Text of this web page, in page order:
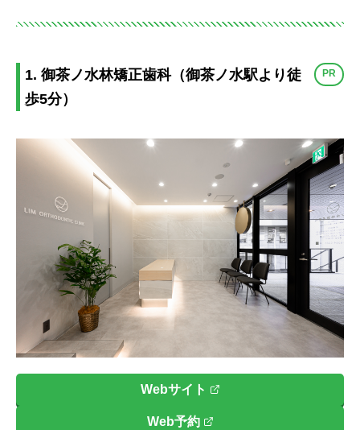
1. 御茶ノ水林矯正歯科（御茶ノ水駅より徒
歩5分）
PR
Webサイト
Web予約